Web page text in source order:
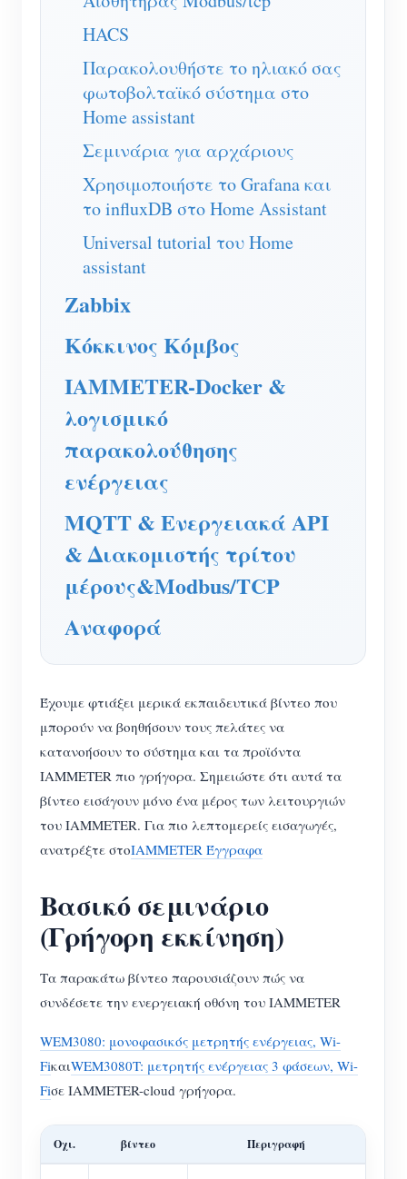
Ενεργειακή Παρακολούθηση Εργοστασίων
Εγγραφο
Εκπαιδευτικό βίντεο
FAQ
Blogs
Προγραμματιστής
Εξερευνώ
Πρόγραμμα επιβράβευσης
Επικοινωνία
Σχετικά με εμάς
HACS
Παρακολουθήστε το ηλιακό σας
φωτοβολταϊκό σύστημα στο
Home assistant
Σεμινάρια για αρχάριους
Χρησιμοποιήστε το Grafana και
το influxDB στο Home Assistant
Universal tutorial του Home
assistant
Zabbix
Κόκκινος Κόμβος
IAMMETER-Docker &
λογισμικό
παρακολούθησης
ενέργειας
MQTT & Ενεργειακά API
& Διακομιστής τρίτου
μέρους&Modbus/TCP
Αναφορά
Έχουμε φτιάξει μερικά εκπαιδευτικά βίντεο που
μπορούν να βοηθήσουν τους πελάτες να
κατανοήσουν το σύστημα και τα προϊόντα
IAMMETER πιο γρήγορα. Σημειώστε ότι αυτά τα
βίντεο εισάγουν μόνο ένα μέρος των λειτουργιών
του IAMMETER. Για πιο λεπτομερείς εισαγωγές,
ανατρέξτε στοIAMMETER Έγγραφα
Βασικό σεμινάριο
(Γρήγορη εκκίνηση)
Τα παρακάτω βίντεο παρουσιάζουν πώς να
συνδέσετε την ενεργειακή οθόνη του IAMMETER
WEM3080: μονοφασικός μετρητής ενέργειας, Wi-
FiκαιWEM3080T: μετρητής ενέργειας 3 φάσεων, Wi-
Fiσε IAMMETER-cloud γρήγορα.
Οχι. βίντεο Περιγραφή